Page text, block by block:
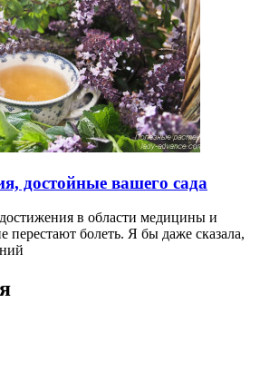
достойные вашего сада
в области медицины и
перестают болеть. Я бы даже сказала,